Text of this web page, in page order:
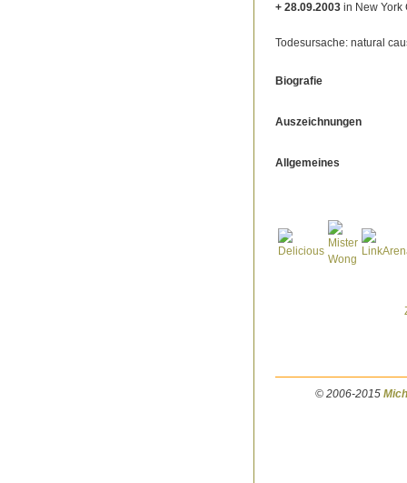
+ 28.09.2003 in New York
Todesursache: natural
Biografie
Auszeichnungen
Allgemeines
© 2006-2015